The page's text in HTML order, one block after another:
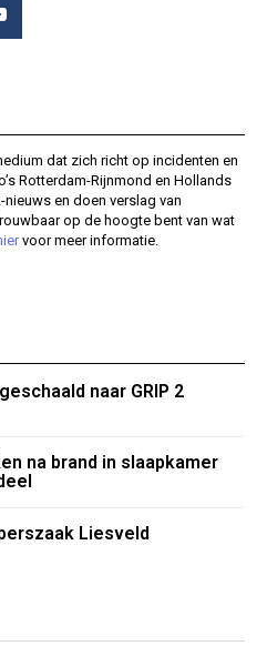
dat zich richt op incidenten en
Rotterdam-Rijnmond en Hollands
en doen verslag van
op de hoogte bent van wat
voor meer informatie.
naar GRIP 2
na brand in slaapkamer
Liesveld